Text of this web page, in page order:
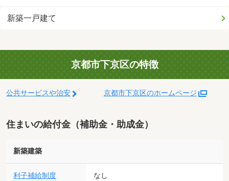
新築一戸建て
京都市下京区の特徴
公共サービスや治安 京都市下京区のホームページ
住まいの給付金（補助金・助成金）
新築建築
利子補給制度 なし